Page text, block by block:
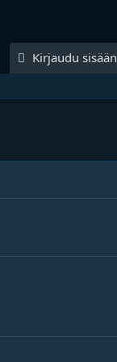
Kirjaudu sisään